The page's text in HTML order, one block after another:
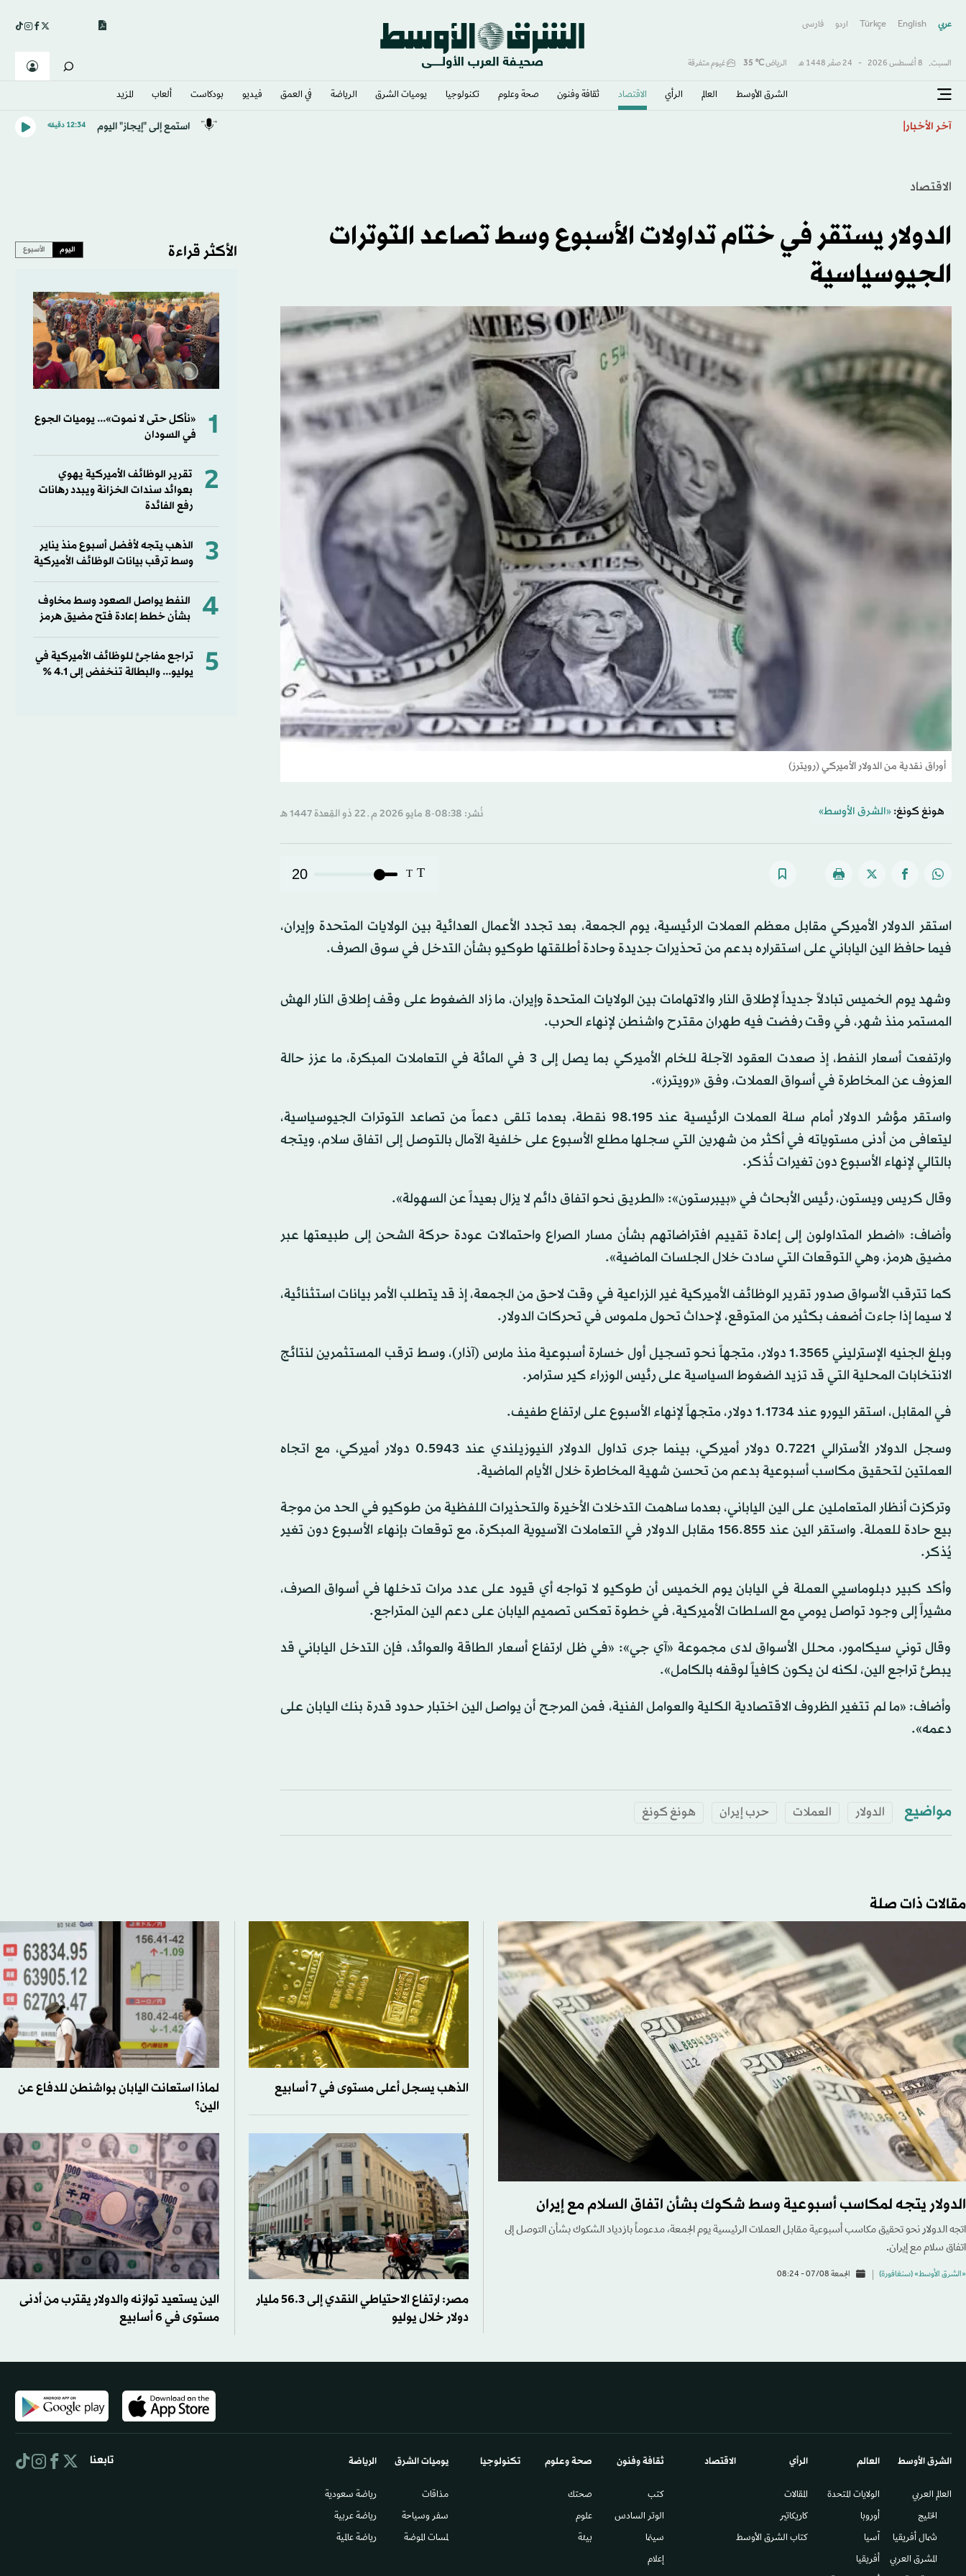
عربي English
Türkçe اردو فارسى
السبت, 8 أغسطس 2026 - 24 صفَر 1448 هـ الرياض℃
35 غيوم متفرقة
الشرق الأوسط​ العالم الرأي الاقتصاد ثقافة وفنون صحة وعلوم تكنولوجيا يوميات الشرق​ الرياضة في العمق فيديو بودكاست ألعاب المزيد
آخر الأخبار استمع إلى "إيجاز" اليوم 12:34 دقيقه
الاقتصاد
الدولار يستقر في ختام تداولات الأسبوع وسط تصاعد التوترات
الجيوسياسية
أوراق نقدية من الدولار الأميركي (رويترز)
هونغ كونغ: «الشرق الأوسط» نُشر: 08:38-8 مايو 2026 م ـ 22 ذو القِعدة 1447 هـ
T
T
20
استقر الدولار الأميركي مقابل معظم العملات الرئيسية، يوم الجمعة، بعد تجدد الأعمال العدائية بين الولايات المتحدة وإيران،
فيما حافظ الين الياباني على استقراره بدعم من تحذيرات جديدة وحادة أطلقتها طوكيو بشأن التدخل في سوق الصرف.
وشهد يوم الخميس تبادلاً جديداً لإطلاق النار والاتهامات بين الولايات المتحدة وإيران، ما زاد الضغوط على وقف إطلاق النار الهش
المستمر منذ شهر، في وقت رفضت فيه طهران مقترح واشنطن لإنهاء الحرب.
وارتفعت أسعار النفط، إذ صعدت العقود الآجلة للخام الأميركي بما يصل إلى 3 في المائة في التعاملات المبكرة، ما عزز حالة
العزوف عن المخاطرة في أسواق العملات، وفق «رويترز».
واستقر مؤشر الدولار أمام سلة العملات الرئيسية عند 98.195 نقطة، بعدما تلقى دعماً من تصاعد التوترات الجيوسياسية،
ليتعافى من أدنى مستوياته في أكثر من شهرين التي سجلها مطلع الأسبوع على خلفية الآمال بالتوصل إلى اتفاق سلام، ويتجه
بالتالي لإنهاء الأسبوع دون تغيرات تُذكر.
وقال كريس ويستون، رئيس الأبحاث في «بيبرستون»: «الطريق نحو اتفاق دائم لا يزال بعيداً عن السهولة».
وأضاف: «اضطر المتداولون إلى إعادة تقييم افتراضاتهم بشأن مسار الصراع واحتمالات عودة حركة الشحن إلى طبيعتها عبر
مضيق هرمز، وهي التوقعات التي سادت خلال الجلسات الماضية».
كما تترقب الأسواق صدور تقرير الوظائف الأميركية غير الزراعية في وقت لاحق من الجمعة، إذ قد يتطلب الأمر بيانات استثنائية،
لا سيما إذا جاءت أضعف بكثير من المتوقع، لإحداث تحول ملموس في تحركات الدولار.
وبلغ الجنيه الإسترليني 1.3565 دولار، متجهاً نحو تسجيل أول خسارة أسبوعية منذ مارس (آذار)، وسط ترقب المستثمرين لنتائج
الانتخابات المحلية التي قد تزيد الضغوط السياسية على رئيس الوزراء كير سترامر.
في المقابل، استقر اليورو عند 1.1734 دولار، متجهاً لإنهاء الأسبوع على ارتفاع طفيف.
وسجل الدولار الأسترالي 0.7221 دولار أميركي، بينما جرى تداول الدولار النيوزيلندي عند 0.5943 دولار أميركي، مع اتجاه
العملتين لتحقيق مكاسب أسبوعية بدعم من تحسن شهية المخاطرة خلال الأيام الماضية.
وتركزت أنظار المتعاملين على الين الياباني، بعدما ساهمت التدخلات الأخيرة والتحذيرات اللفظية من طوكيو في الحد من موجة
بيع حادة للعملة. واستقر الين عند 156.855 مقابل الدولار في التعاملات الآسيوية المبكرة، مع توقعات بإنهاء الأسبوع دون تغير
يُذكر.
وأكد كبير دبلوماسيي العملة في اليابان يوم الخميس أن طوكيو لا تواجه أي قيود على عدد مرات تدخلها في أسواق الصرف،
مشيراً إلى وجود تواصل يومي مع السلطات الأميركية، في خطوة تعكس تصميم اليابان على دعم الين المتراجع.
وقال توني سيكامور، محلل الأسواق لدى مجموعة «آي جي»: «في ظل ارتفاع أسعار الطاقة والعوائد، فإن التدخل الياباني قد
يبطئ تراجع الين، لكنه لن يكون كافياً لوقفه بالكامل».
وأضاف: «ما لم تتغير الظروف الاقتصادية الكلية والعوامل الفنية، فمن المرجح أن يواصل الين اختبار حدود قدرة بنك اليابان على
دعمه».
مواضيع الدولار العملات حرب إيران هونغ كونغ
الأكثر قراءة اليوم الأسبوع
1
«نأكل حتى لا نموت»... يوميات الجوع
في السودان
2
تقرير الوظائف الأميركية يهوي
بعوائد سندات الخزانة ويبدد رهانات
رفع الفائدة
3
الذهب يتجه لأفضل أسبوع منذ يناير
وسط ترقب بيانات الوظائف الأميركية
4
النفط يواصل الصعود وسط مخاوف
بشأن خطط إعادة فتح مضيق هرمز
5
تراجع مفاجئ للوظائف الأميركية في
يوليو... والبطالة تنخفض إلى 4.1 %
مقالات ذات صلة
الدولار يتجه لمكاسب أسبوعية وسط شكوك بشأن اتفاق السلام مع إيران
اتجه الدولار نحو تحقيق مكاسب أسبوعية مقابل العملات الرئيسية يوم الجمعة، مدعوماً بازدياد الشكوك بشأن التوصل إلى
اتفاق سلام مع إيران.
«الشرق الأوسط» (سنغافورة) الجمعة 07/08 - 08:24
الذهب يسجل أعلى مستوى في 7 أسابيع
لماذا استعانت اليابان بواشنطن للدفاع عن
الين؟
مصر: ارتفاع الاحتياطي النقدي إلى 56.3 مليار
دولار خلال يوليو
الين يستعيد توازنه والدولار يقترب من أدنى
مستوى في 6 أسابيع
الشرق الأوسط​
العالم العربي
الخليج
شمال أفريقيا
المشرق العربي
العالم
الولايات المتحدة
أوروبا
آسيا
أفريقيا
الرأي
المقالات
كاريكاتير
كتاب الشرق الأوسط
الاقتصاد ثقافة وفنون
كتب
الوتر السادس​
سينما
إعلام
صحة وعلوم
صحتك
علوم
بيئة
تكنولوجيا يوميات الشرق​
مذاقات
سفر وسياحة
لمسات الموضة
الرياضة
رياضة سعودية
رياضة عربية
رياضة عالمية
تابعنا